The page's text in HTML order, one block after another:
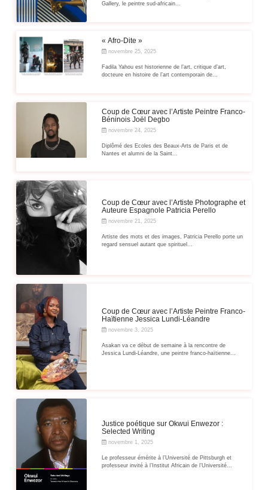
Gallery, le peintre sud-africain...
« Afro-Dite »
novembre 25, 2025
Fadila Yahou est historienne de l’art, critique d’art,
docteure en histoire de l’art contemporain de...
Coup de Cœur avec l’Artiste Peintre Franco-
Béninois Joël Degbo
novembre 24, 2025
Diplômé des Ecoles des Beaux-Arts de Paris et de
Nantes et alumni de la Saint...
Coup de Cœur avec l’Artiste Photographe et
Auteure Espagnole Patricia Perello
novembre 21, 2025
Artiste des mots et des images, Patricia Perello porte un
regard sensuel autant que spirituel...
Coup de Cœur avec l’Artiste Peintre Franco-
Haïtienne Jessica Lundi-Léandre
novembre 3, 2025
Asakan va ce début de semaine à la rencontre de
Jessica Lundi-Léandre, une peintre franco-haïtienne...
Justice poétique sur Okwui Enwezor :
Selected Writing
novembre 1, 2025
Le professeur émérite à l’Université de Pittsburgh et
professeur invité à l’Institut Africain de l’Université...